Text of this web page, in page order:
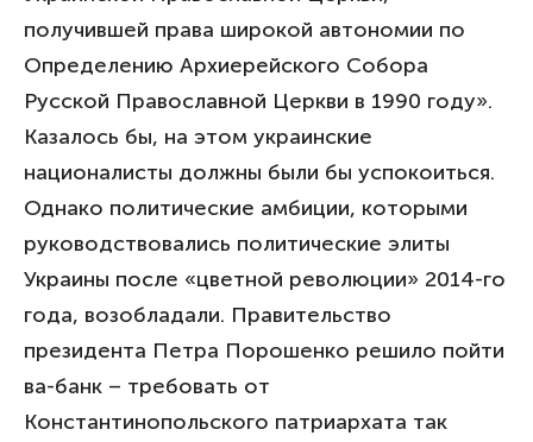
получившей права широкой автономии по
Определению Архиерейского Собора
Русской Православной Церкви в 1990 году».
Казалось бы, на этом украинские
националисты должны были бы успокоиться.
Однако политические амбиции, которыми
руководствовались политические элиты
Украины после «цветной революции» 2014-го
года, возобладали. Правительство
президента Петра Порошенко решило пойти
ва-банк – требовать от
Константинопольского патриархата так